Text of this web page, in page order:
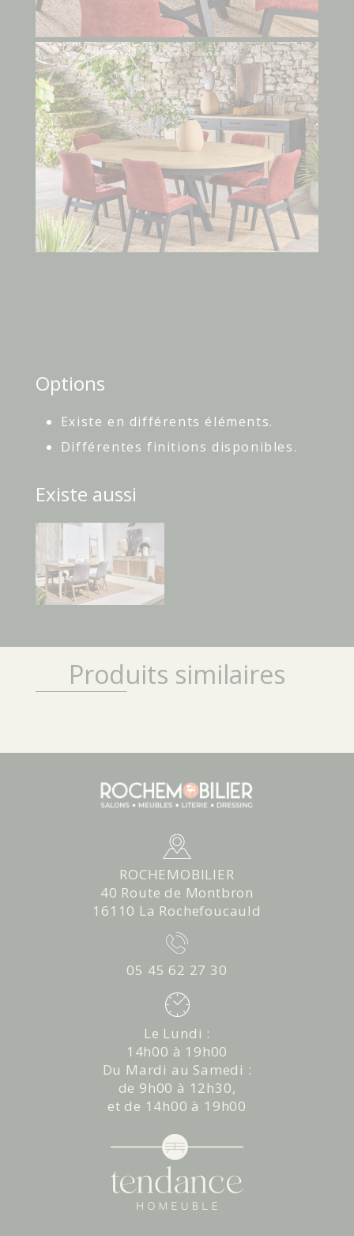
Options
Existe en différents éléments.
Différentes finitions disponibles.
Existe aussi
Produits similaires
ROCHEMOBILIER
40 Route de Montbron
16110 La Rochefoucauld
05 45 62 27 30
Le Lundi :
14h00 à 19h00
Du Mardi au Samedi :
de 9h00 à 12h30,
et de 14h00 à 19h00